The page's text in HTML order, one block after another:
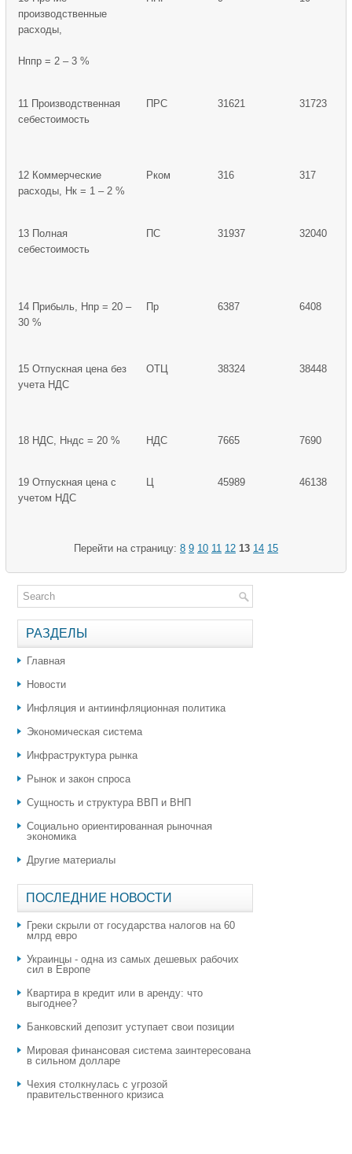
производственные
расходы,
Нппр = 2 – 3 %
11 Производственная
себестоимость
ПРС 31621 31723
12 Коммерческие
расходы, Нк = 1 – 2 %
Рком 316 317
13 Полная
себестоимость
ПС 31937 32040
14 Прибыль, Нпр = 20 –
30 %
Пр 6387 6408
15 Отпускная цена без
учета НДС
ОТЦ 38324 38448
18 НДС, Нндс = 20 % НДС 7665 7690
19 Отпускная цена с
учетом НДС
45989 46138
Перейти на страницу: 8 9 10 11 12 13 14 15
РАЗДЕЛЫ
Главная
Новости
Инфляция и антиинфляционная политика
Экономическая система
Инфраструктура рынка
Рынок и закон спроса
Сущность и структура ВВП и ВНП
Социально ориентированная рыночная
экономика
Другие материалы
ПОСЛЕДНИЕ НОВОСТИ
Греки скрыли от государства налогов на 60
млрд евро
Украинцы - одна из самых дешевых рабочих
сил в Европе
Квартира в кредит или в аренду: что
выгоднее?
​Банковский депозит уступает свои позиции
Мировая финансовая система заинтересована
в сильном долларе
Чехия столкнулась с угрозой
правительственного кризиса